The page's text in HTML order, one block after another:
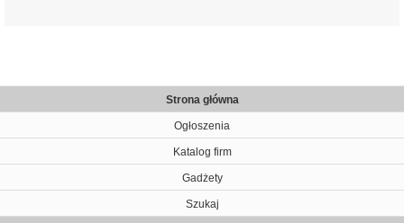
Strona główna
Ogłoszenia
Katalog firm
Gadżety
Szukaj